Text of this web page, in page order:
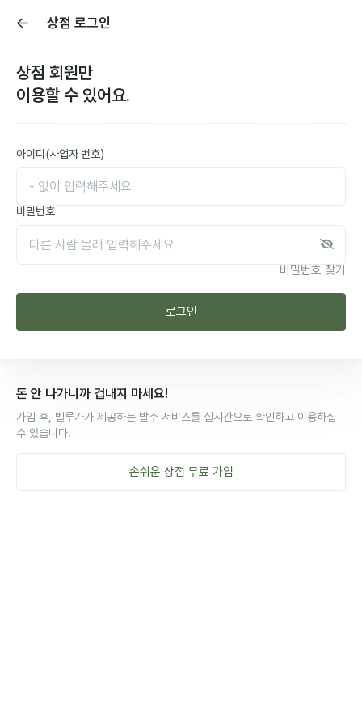
상점 로그인
상점 회원만
이용할 수 있어요.
아이디(사업자 번호)
비밀번호
비밀번호 찾기
로그인
돈 안 나가니까 겁내지 마세요!
가입 후, 벨루가가 제공하는 발주 서비스를 실시간으로 확인하고 이용하실
수 있습니다.
손쉬운 상점 무료 가입